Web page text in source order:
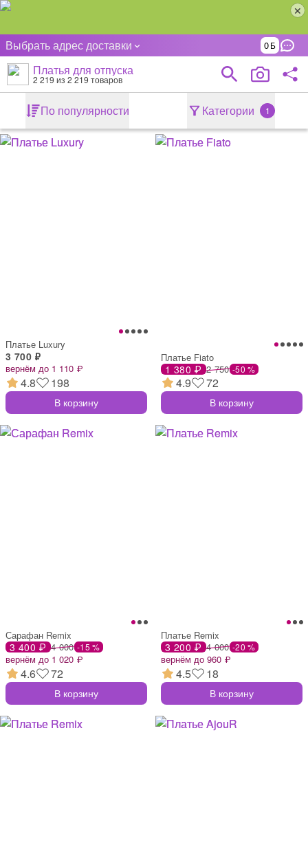
Выбрать адрес доставки 0
Платья для отпуска
2 219 из 2 219 товаров
По популярности Категории 1
Платье Luxury
3 700 ₽
вернём до 1 110 ₽
4.8 198
В корзину
Платье Fiato
1 380 ₽ 2 750 -50 %
4.9 72
В корзину
Сарафан Remix
3 400 ₽ 4 000 -15 %
вернём до 1 020 ₽
4.6 72
В корзину
Платье Remix
3 200 ₽ 4 000 -20 %
вернём до 960 ₽
4.5 18
В корзину